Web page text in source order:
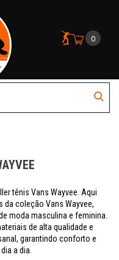
0
tênis Vans Wayvee. Aqui
da coleção Vans Wayvee,
moda masculina e feminina.
de alta qualidade e
garantindo conforto e
a dia.